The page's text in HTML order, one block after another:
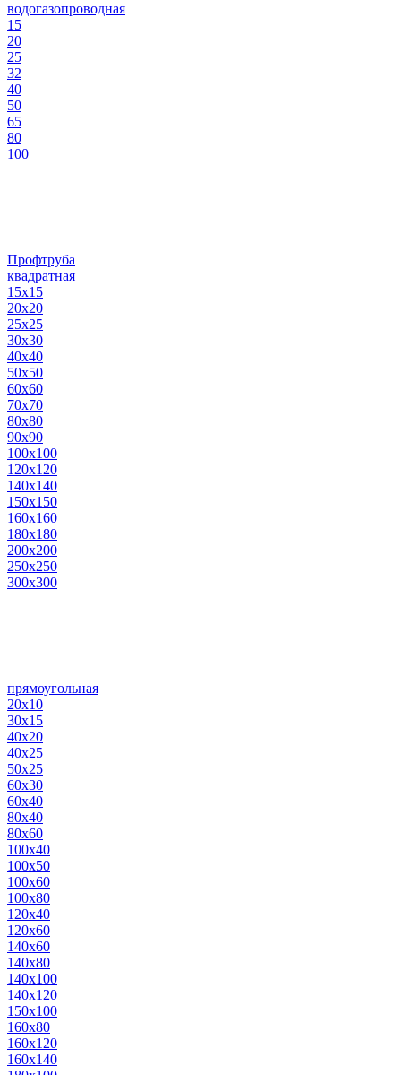
водогазопроводная
15
20
25
32
40
50
65
80
100
Профтруба
квадратная
15х15
20х20
25х25
30х30
40х40
50х50
60х60
70х70
80х80
90х90
100х100
120х120
140х140
150х150
160х160
180х180
200х200
250х250
300х300
прямоугольная
20х10
30х15
40х20
40х25
50х25
60х30
60х40
80х40
80х60
100х40
100х50
100х60
100х80
120х40
120х60
140х60
140х80
140х100
140х120
150х100
160х80
160х120
160х140